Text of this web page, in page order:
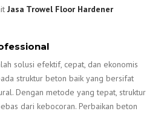
Jasa Trowel Floor Hardener
solusi efektif, cepat, dan ekonomis
struktur beton baik yang bersifat
Dengan metode yang tepat, struktur
dari kebocoran. Perbaikan beton